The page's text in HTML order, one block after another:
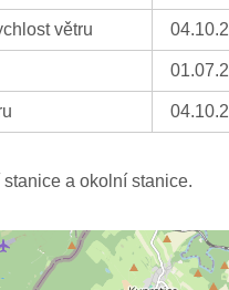
větru
a okolní stanice.